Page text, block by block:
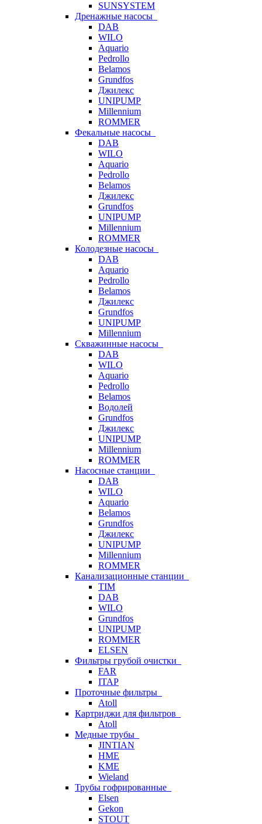
SUNSYSTEM
Дренажные насосы
DAB
WILO
Aquario
Pedrollo
Belamos
Grundfos
Джилекс
UNIPUMP
Millennium
ROMMER
Фекальные насосы
DAB
WILO
Aquario
Pedrollo
Belamos
Джилекс
Grundfos
UNIPUMP
Millennium
ROMMER
Колодезные насосы
DAB
Aquario
Pedrollo
Belamos
Джилекс
Grundfos
UNIPUMP
Millennium
Скважинные насосы
DAB
WILO
Aquario
Pedrollo
Belamos
Водолей
Grundfos
Джилекс
UNIPUMP
Millennium
ROMMER
Насосные станции
DAB
WILO
Aquario
Belamos
Grundfos
Джилекс
UNIPUMP
Millennium
ROMMER
Канализационные станции
TIM
DAB
WILO
Grundfos
UNIPUMP
ROMMER
ELSEN
Фильтры грубой очистки
FAR
ITAP
Проточные фильтры
Atoll
Картриджи для фильтров
Atoll
Медные трубы
JINTIAN
HME
KME
Wieland
Трубы гофрированные
Elsen
Gekon
STOUT